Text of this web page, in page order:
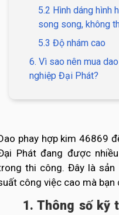
5.2 Hình dáng hình
song song, không
5.3 Độ nhám cao
6. Vì sao nên mua
nghiệp Đại Phát?
phay hợp kim 46869
Phát đang được
thi công. Đây là sản
công việc cao mà bạn
1. Thông số kỹ